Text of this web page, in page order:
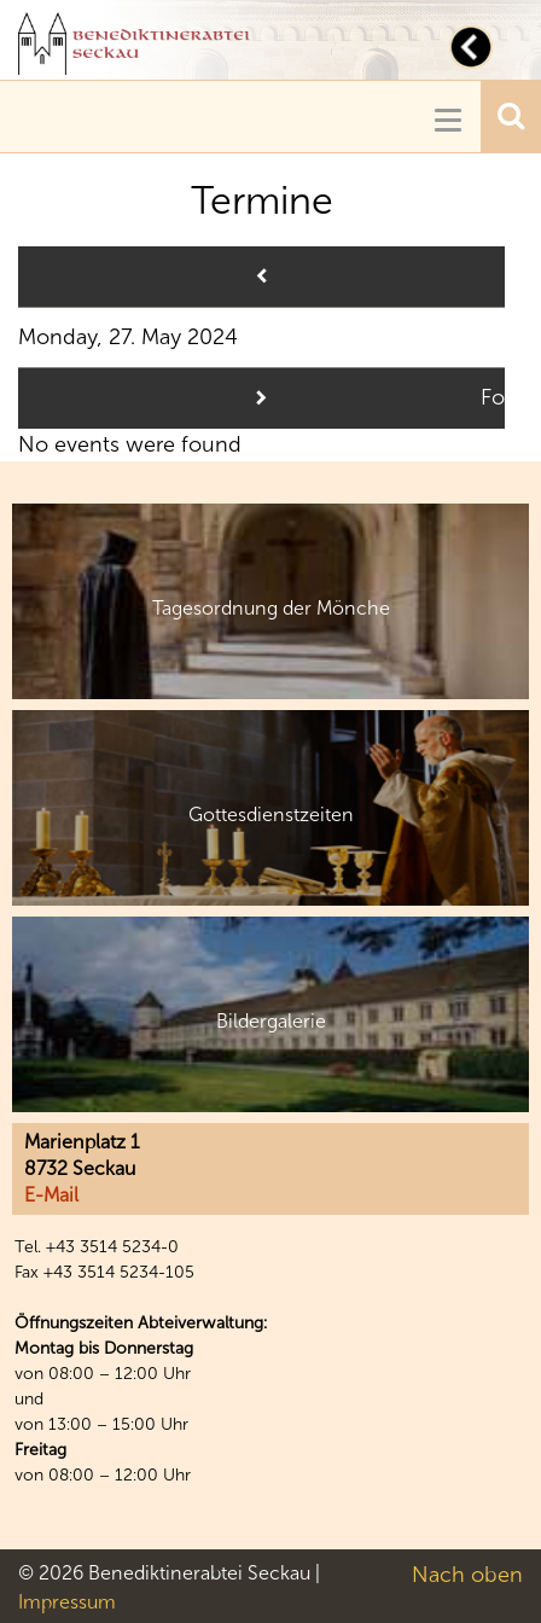
Toggle
Termine
Monday, 27. May 2024
No events were found
Tagesordnung der Mönche
Gottesdienstzeiten
Bildergalerie
Marienplatz 1
8732 Seckau
E-Mail
Tel. +43 3514 5234-0
Fax +43 3514 5234-105
Öffnungszeiten Abteiverwaltung:
Montag bis Donnerstag
von 08:00 – 12:00 Uhr
und
von 13:00 – 15:00 Uhr
Freitag
von 08:00 – 12:00 Uhr
Nach oben
© 2026 Benediktinerabtei Seckau |
Impressum